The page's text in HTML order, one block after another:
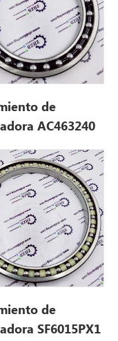
de
AC463240
de
SF6015PX1